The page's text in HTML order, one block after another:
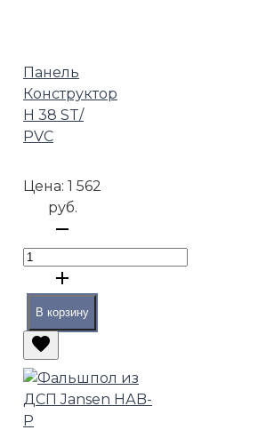
Панель
Конструктор
H 38 ST/
PVC
Цена:1 562
руб.
В корзину